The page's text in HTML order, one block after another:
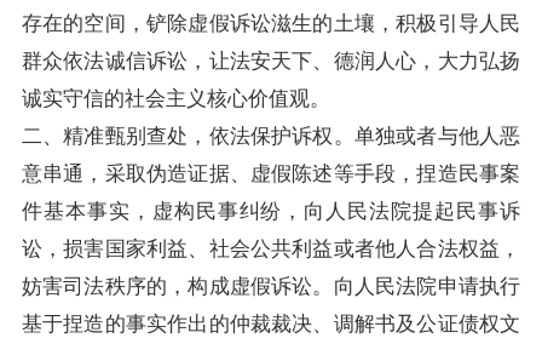
存在的空间，铲除虚假诉讼滋生的土壤，积极引导人民
群众依法诚信诉讼，让法安天下、德润人心，大力弘扬
诚实守信的社会主义核心价值观。
二、精准甄别查处，依法保护诉权。单独或者与他人恶
意串通，采取伪造证据、虚假陈述等手段，捏造民事案
件基本事实，虚构民事纠纷，向人民法院提起民事诉
讼，损害国家利益、社会公共利益或者他人合法权益，
妨害司法秩序的，构成虚假诉讼。向人民法院申请执行
基于捏造的事实作出的仲裁裁决、调解书及公证债权文